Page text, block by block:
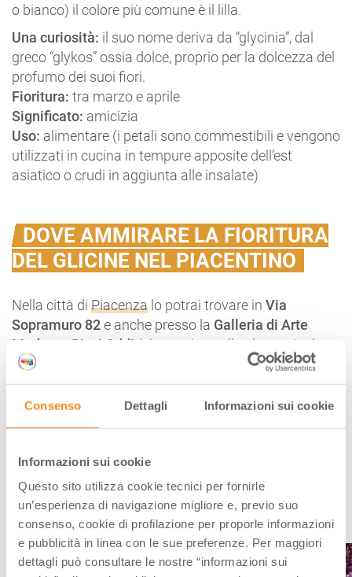
Consenso Dettagli Informazioni sui cookie
Informazioni sui cookie
Questo sito utilizza cookie tecnici per fornirle
un’esperienza di navigazione migliore e, previo suo
consenso, cookie di profilazione per proporle informazioni
e pubblicità in linea con le sue preferenze. Per maggiori
dettagli può consultare le nostre “informazioni sui
o bianco) il colore più comune è il lilla.
Una curiosità: il suo nome deriva da “glycinia”, dal
greco “glykos” ossia dolce, proprio per la dolcezza del
profumo dei suoi fiori.
Fioritura: tra marzo e aprile
Significato: amicizia
Uso: alimentare (i petali sono commestibili e vengono
utilizzati in cucina in tempure apposite dell’est
asiatico o crudi in aggiunta alle insalate)
DOVE AMMIRARE LA FIORITURA
DEL GLICINE NEL PIACENTINO
Nella città di Piacenza lo potrai trovare in Via
Sopramuro 82e anche presso la Galleria di Arte
Moderna Ricci Oddi (si, proprio quella che ospita la
ritrovata opera
di Klimt).
contemporanea della regione, magari in abbinamento
con XNL – Piacenza Contemporanea.
Ma anche la provincia non manca di luoghi che
profumano di glicine. Agli amanti dei borghi
segnaliamo infatti sia quello diCastell’Arquato
quello di Grazzano Visconti.